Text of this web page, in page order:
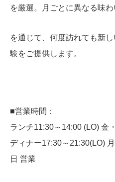
を厳選。月ごとに異なる味
を通じて、何度訪れても新
験をご提供します。
■営業時間：
ランチ11:30～14:00 (LO) 金
ディナー17:30～21:30(LO)
日 営業